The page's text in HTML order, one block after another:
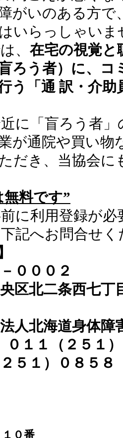
がいのある方で
いらっしゃいま
、 在宅の視覚と
ろう者）に、コ
う「通 訳・介助
に「盲ろう者」
が通院や買い物
だき、当協会に
無料です”
に利用登録が必
記へお問合せく
０００２
区北二条西七丁
人北海道身体障
１１（２５１
５１）０８５８
０番